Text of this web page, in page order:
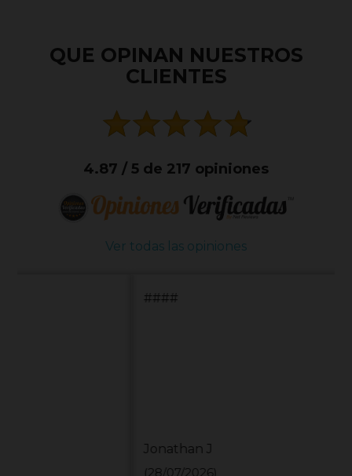
QUE OPINAN NUESTROS
CLIENTES
4.87 / 5 de 217 opiniones
Ver todas las opiniones